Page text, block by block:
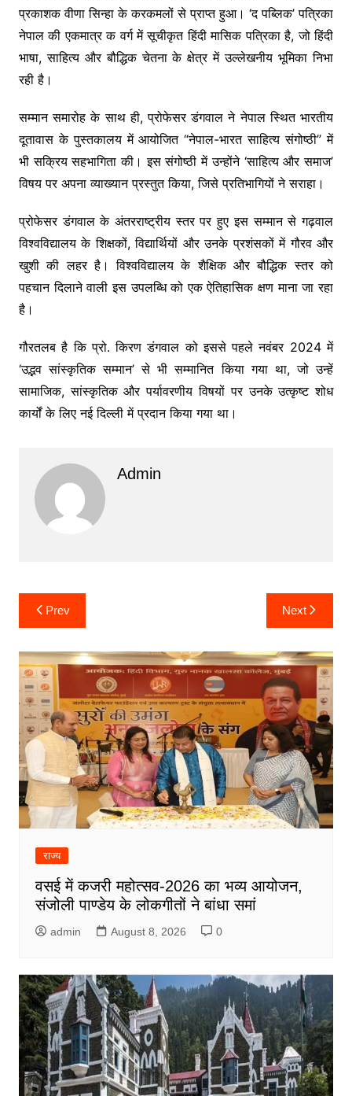
प्रकाशक वीणा सिन्हा के करकमलों से प्राप्त हुआ। ‘द पब्लिक’ पत्रिका
नेपाल की एकमात्र क वर्ग में सूचीकृत हिंदी मासिक पत्रिका है, जो हिंदी
भाषा, साहित्य और बौद्धिक चेतना के क्षेत्र में उल्लेखनीय भूमिका निभा
रही है।
सम्मान समारोह के साथ ही, प्रोफेसर डंगवाल ने नेपाल स्थित भारतीय
दूतावास के पुस्तकालय में आयोजित “नेपाल-भारत साहित्य संगोष्ठी” में
भी सक्रिय सहभागिता की। इस संगोष्ठी में उन्होंने ‘साहित्य और समाज’
विषय पर अपना व्याख्यान प्रस्तुत किया, जिसे प्रतिभागियों ने सराहा।
प्रोफेसर डंगवाल के अंतरराष्ट्रीय स्तर पर हुए इस सम्मान से गढ़वाल
विश्वविद्यालय के शिक्षकों, विद्यार्थियों और उनके प्रशंसकों में गौरव और
खुशी की लहर है। विश्वविद्यालय के शैक्षिक और बौद्धिक स्तर को
पहचान दिलाने वाली इस उपलब्धि को एक ऐतिहासिक क्षण माना जा रहा
है।
गौरतलब है कि प्रो. किरण डंगवाल को इससे पहले नवंबर 2024 में
‘उद्भव सांस्कृतिक सम्मान’ से भी सम्मानित किया गया था, जो उन्हें
सामाजिक, सांस्कृतिक और पर्यावरणीय विषयों पर उनके उत्कृष्ट शोध
कार्यों के लिए नई दिल्ली में प्रदान किया गया था।
Admin
Post
navigation
Prev Next
राज्य
वसई में कजरी महोत्सव-2026 का भव्य आयोजन,
संजोली पाण्डेय के लोकगीतों ने बांधा समां
admin August 8, 2026 0